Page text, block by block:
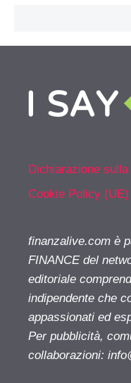
Dichiarazione
Cookie Policy (UE)
finanzalive.com è
FINANCE del
editoriale
indipendente che
appassionati ed
Per pubblicità,
collaborazioni: